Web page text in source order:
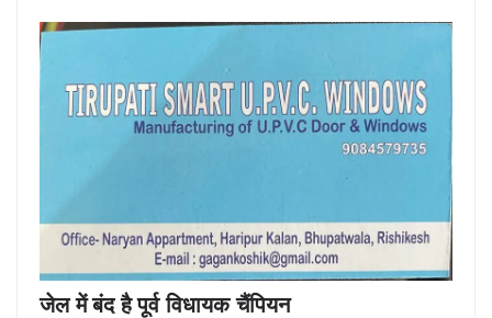
जेल में बंद है पूर्व विधायक चैंपियन